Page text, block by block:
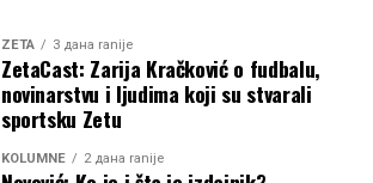
ZETA 3 дана ranije
ZetaCast: Zarija Kračković o fudbalu,
novinarstvu i ljudima koji su stvarali
sportsku Zetu
KOLUMNE 2 дана ranije